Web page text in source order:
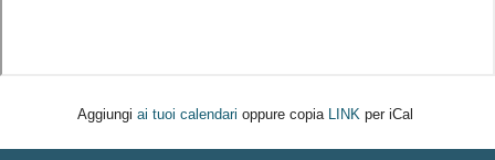
Aggiungi ai tuoi calendari oppure copia LINK per iCal